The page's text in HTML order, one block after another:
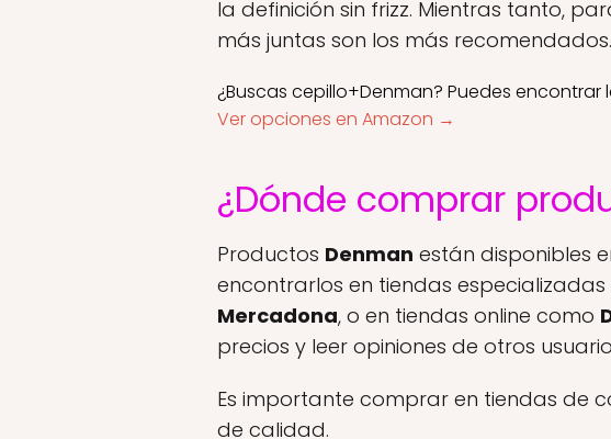
la definición sin frizz. Mientras tanto,
más juntas son los más recomendados.
¿Buscas cepillo+Denman? Puedes
Ver opciones en Amazon →
¿Dónde comprar
Productos Denman están disponibles
encontrarlos en tiendas
Mercadona, o en tiendas online como
precios y leer opiniones de otros
Es importante comprar en tiendas de
de calidad.